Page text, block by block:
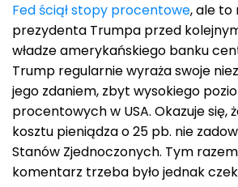
Fed ściął stopy procentowe, ale to
prezydenta Trumpa przed
władze amerykańskiego banku
Trump regularnie wyraża swoje
jego zdaniem, zbyt wysokiego
procentowych w USA. Okazuje się,
kosztu pieniądza o 25 pb. nie
Stanów Zjednoczonych. Tym
komentarz trzeba było jednak